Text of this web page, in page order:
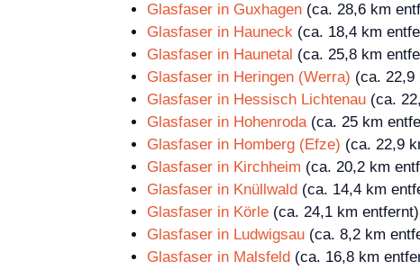
Glasfaser in Guxhagen (ca. 28,6 km
Glasfaser in Hauneck (ca. 18,4 km
Glasfaser in Haunetal (ca. 25,8 km
Glasfaser in Heringen (Werra) (ca. 22,9
Glasfaser in Hessisch Lichtenau (ca.
Glasfaser in Hohenroda(ca. 25 km
Glasfaser in Homberg (Efze) (ca. 22,9
Glasfaser in Kirchheim (ca. 20,2 km
Glasfaser in Knüllwald (ca. 14,4 km
Glasfaser in Körle (ca. 24,1 km entfernt)
Glasfaser in Ludwigsau (ca. 8,2 km
Glasfaser in Malsfeld (ca. 16,8 km